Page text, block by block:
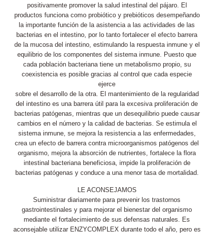
positivamente promover la salud intestinal del pájaro. El
productos funciona como probiótico y prebióticos desempeñando
la importante función de la asistencia a las actividades de las
bacterias en el intestino, por lo tanto fortalecer el efecto barrera
de la mucosa del intestino, estimulando la respuesta inmune y el
equilibrio de los componentes del sistema inmune. Puesto que
cada población bacteriana tiene un metabolismo propio, su
coexistencia es posible gracias al control que cada especie
ejerce
sobre el desarrollo de la otra. El mantenimiento de la regularidad
del intestino es una barrera útil para la excesiva proliferación de
bacterias patógenas, mientras que un desequilibrio puede causar
cambios en el número y la calidad de bacterias. Se estimula el
sistema inmune, se mejora la resistencia a las enfermedades,
crea un efecto de barrera contra microorganismos patógenos del
organismo, mejora la absorción de nutrientes, fortalece la flora
intestinal bacteriana beneficiosa, impide la proliferación de
bacterias patógenas y conduce a una menor tasa de mortalidad.
LE ACONSEJAMOS
Suministrar diariamente para prevenir los trastornos
gastrointestinales y para mejorar el bienestar del organismo
mediante el fortalecimiento de sus defensas naturales. Es
aconsejable utilizar ENZYCOMPLEX durante todo el año, pero es